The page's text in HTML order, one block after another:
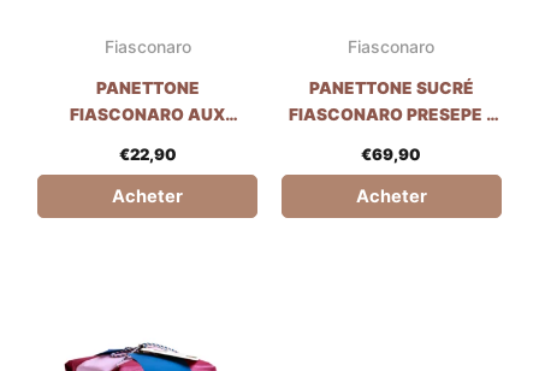
Fiasconaro
PANETTONE
FIASCONARO AUX
- 1KG
€22,90
Acheter
Fiasconaro
PANETTONE SUCRÉ
FIASCONARO PRESEPE -
€69,90
Acheter